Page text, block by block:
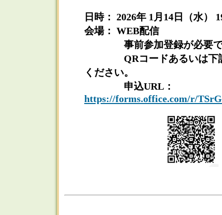
日時： 2026年 1月14日（水）
会場： WEB配信
事前参加登録が必要で
QRコードあるいは下記
ください。
申込URL：
https://forms.office.com/r/